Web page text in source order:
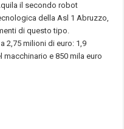
il secondo robot
della Asl 1 Abruzzo,
di questo tipo.
2,75 milioni di euro: 1,9
e 850 mila euro